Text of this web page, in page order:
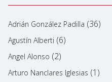
Adrián González Padilla (36)
Agustín Alberti (6)
Angel Alonso (2)
Arturo Nanclares Iglesias (1)